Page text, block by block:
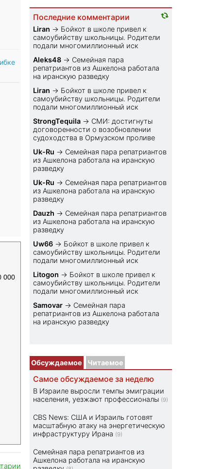
000
Последние комментарии
Liran → Бойкот в школе привел к
самоубийству школьницы. Родители
подали многомиллионный иск
Aleks48 → Семейная пара
репатриантов из Ашкелона работала
на иранскую разведку
Liran → Бойкот в школе привел к
самоубийству школьницы. Родители
подали многомиллионный иск
StrongTequila → СМИ: достигнуты
договоренности о возобновлении
судоходства в Ормузском проливе
Uk-Ru → Семейная пара репатриантов
из Ашкелона работала на иранскую
разведку
Uk-Ru → Семейная пара репатриантов
из Ашкелона работала на иранскую
разведку
Dauzh → Семейная пара репатриантов
из Ашкелона работала на иранскую
разведку
Uw66 → Бойкот в школе привел к
самоубийству школьницы. Родители
подали многомиллионный иск
Litogon → Бойкот в школе привел к
самоубийству школьницы. Родители
подали многомиллионный иск
Samovar → Семейная пара
репатриантов из Ашкелона работала
на иранскую разведку
Обсуждаемое Читаемое
Самое обсуждаемое за неделю
В Израиле выросли темпы эмиграции
населения, уезжают профессионалы (9)
CBS News: США и Израиль готовят
масштабную атаку на энергетическую
инфраструктуру Ирана (9)
Семейная пара репатриантов из
Ашкелона работала на иранскую